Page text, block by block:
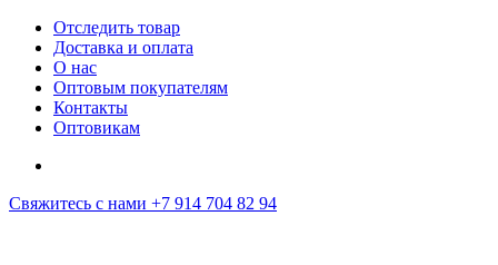
Отследить товар
Доставка и оплата
О нас
Оптовым покупателям
Контакты
Оптовикам
Свяжитесь с нами +7 914 704 82 94